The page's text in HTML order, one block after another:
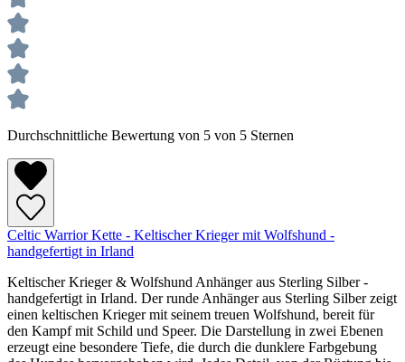
Durchschnittliche Bewertung von 5 von 5 Sternen
Celtic Warrior Kette - Keltischer Krieger mit Wolfshund -
handgefertigt in Irland
Keltischer Krieger & Wolfshund Anhänger aus Sterling Silber -
handgefertigt in Irland. Der runde Anhänger aus Sterling Silber zeigt
einen keltischen Krieger mit seinem treuen Wolfshund, bereit für
den Kampf mit Schild und Speer. Die Darstellung in zwei Ebenen
erzeugt eine besondere Tiefe, die durch die dunklere Farbgebung